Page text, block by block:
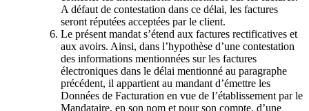
A défaut de contestation dans ce délai, les factures
seront réputées acceptées par le client.
Le présent mandat s’étend aux factures rectificatives et
aux avoirs. Ainsi, dans l’hypothèse d’une contestation
des informations mentionnées sur les factures
électroniques dans le délai mentionné au paragraphe
précédent, il appartient au mandant d’émettre les
Données de Facturation en vue de l’établissement par le
Mandataire, en son nom et pour son compte, d’une